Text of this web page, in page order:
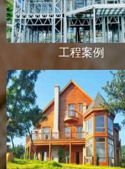
工程案例